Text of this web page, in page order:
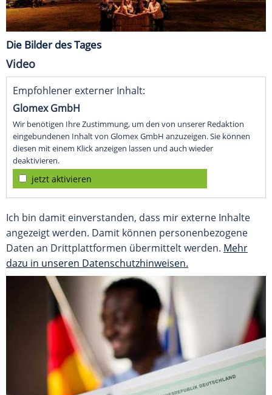
Die Bilder des Tages
Video
Empfohlener externer Inhalt:
Glomex GmbH
Wir benötigen Ihre Zustimmung, um den von unserer Redaktion
eingebundenen Inhalt von Glomex GmbH anzuzeigen. Sie können
diesen mit einem Klick anzeigen lassen und auch wieder
deaktivieren.
jetzt aktivieren
Ich bin damit einverstanden, dass mir externe Inhalte
angezeigt werden. Damit können personenbezogene
Daten an Drittplattformen übermittelt werden. Mehr
dazu in unseren Datenschutzhinweisen.